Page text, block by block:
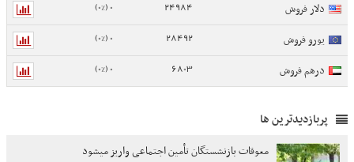
دلار فروش 24984
0 (0%)
یورو فروش 28492
0 (0%)
درهم فروش 6803
0 (0%)
پربازدیدترین ها
معوقات بازنشستگان تأمین اجتماعی واریز میشود